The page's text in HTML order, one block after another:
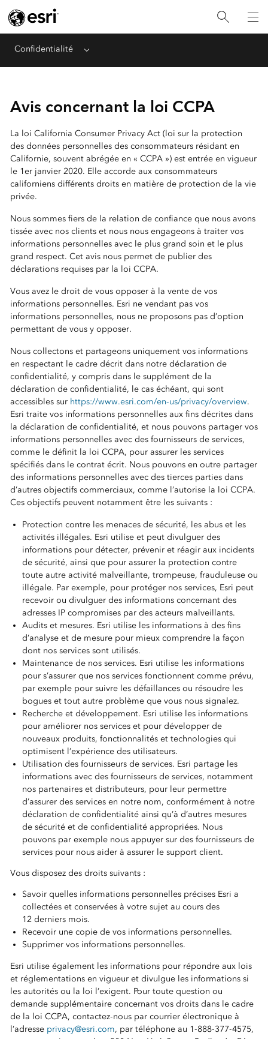
Confidentialité Menu
Avis concernant la loi CCPA
La loi California Consumer Privacy Act (loi sur la protection
des données personnelles des consommateurs résidant en
Californie, souvent abrégée en « CCPA ») est entrée en vigueur
le 1er janvier 2020. Elle accorde aux consommateurs
californiens différents droits en matière de protection de la vie
privée.
Nous sommes fiers de la relation de confiance que nous avons
tissée avec nos clients et nous nous engageons à traiter vos
informations personnelles avec le plus grand soin et le plus
grand respect. Cet avis nous permet de publier des
déclarations requises par la loi CCPA.
Vous avez le droit de vous opposer à la vente de vos
informations personnelles. Esri ne vendant pas vos
informations personnelles, nous ne proposons pas d’option
permettant de vous y opposer.
Nous collectons et partageons uniquement vos informations
en respectant le cadre décrit dans notre déclaration de
confidentialité, y compris dans le supplément de la
déclaration de confidentialité, le cas échéant, qui sont
accessibles sur https://www.esri.com/en-us/privacy/overview.
Esri traite vos informations personnelles aux fins décrites dans
la déclaration de confidentialité, et nous pouvons partager vos
informations personnelles avec des fournisseurs de services,
comme le définit la loi CCPA, pour assurer les services
spécifiés dans le contrat écrit. Nous pouvons en outre partager
des informations personnelles avec des tierces parties dans
d’autres objectifs commerciaux, comme l’autorise la loi CCPA.
Ces objectifs peuvent notamment être les suivants :
Protection contre les menaces de sécurité, les abus et les
activités illégales. Esri utilise et peut divulguer des
informations pour détecter, prévenir et réagir aux incidents
de sécurité, ainsi que pour assurer la protection contre
toute autre activité malveillante, trompeuse, frauduleuse ou
illégale. Par exemple, pour protéger nos services, Esri peut
recevoir ou divulguer des informations concernant des
adresses IP compromises par des acteurs malveillants.
Audits et mesures. Esri utilise les informations à des fins
d’analyse et de mesure pour mieux comprendre la façon
dont nos services sont utilisés.
Maintenance de nos services. Esri utilise les informations
pour s’assurer que nos services fonctionnent comme prévu,
par exemple pour suivre les défaillances ou résoudre les
bogues et tout autre problème que vous nous signalez.
Recherche et développement. Esri utilise les informations
pour améliorer nos services et pour développer de
nouveaux produits, fonctionnalités et technologies qui
optimisent l’expérience des utilisateurs.
Utilisation des fournisseurs de services. Esri partage les
informations avec des fournisseurs de services, notamment
nos partenaires et distributeurs, pour leur permettre
d’assurer des services en notre nom, conformément à notre
déclaration de confidentialité ainsi qu’à d’autres mesures
de sécurité et de confidentialité appropriées. Nous
pouvons par exemple nous appuyer sur des fournisseurs de
services pour nous aider à assurer le support client.
Vous disposez des droits suivants :
Savoir quelles informations personnelles précises Esri a
collectées et conservées à votre sujet au cours des
12 derniers mois.
Recevoir une copie de vos informations personnelles.
Supprimer vos informations personnelles.
Esri utilise également les informations pour répondre aux lois
et réglementations en vigueur et divulgue les informations si
les autorités ou la loi l’exigent. Pour toute question ou
demande supplémentaire concernant vos droits dans le cadre
de la loi CCPA, contactez-nous par courrier électronique à
l’adresse privacy@esri.com, par téléphone au 1-888-377-4575,